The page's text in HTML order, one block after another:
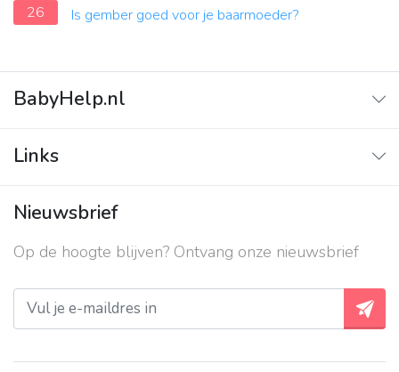
26
Is gember goed voor je baarmoeder?
BabyHelp.nl
Vraag & Antwoord
Links
Contact
Over ons
Privacy beleid
Nieuwsbrief
Op de hoogte blijven? Ontvang onze nieuwsbrief